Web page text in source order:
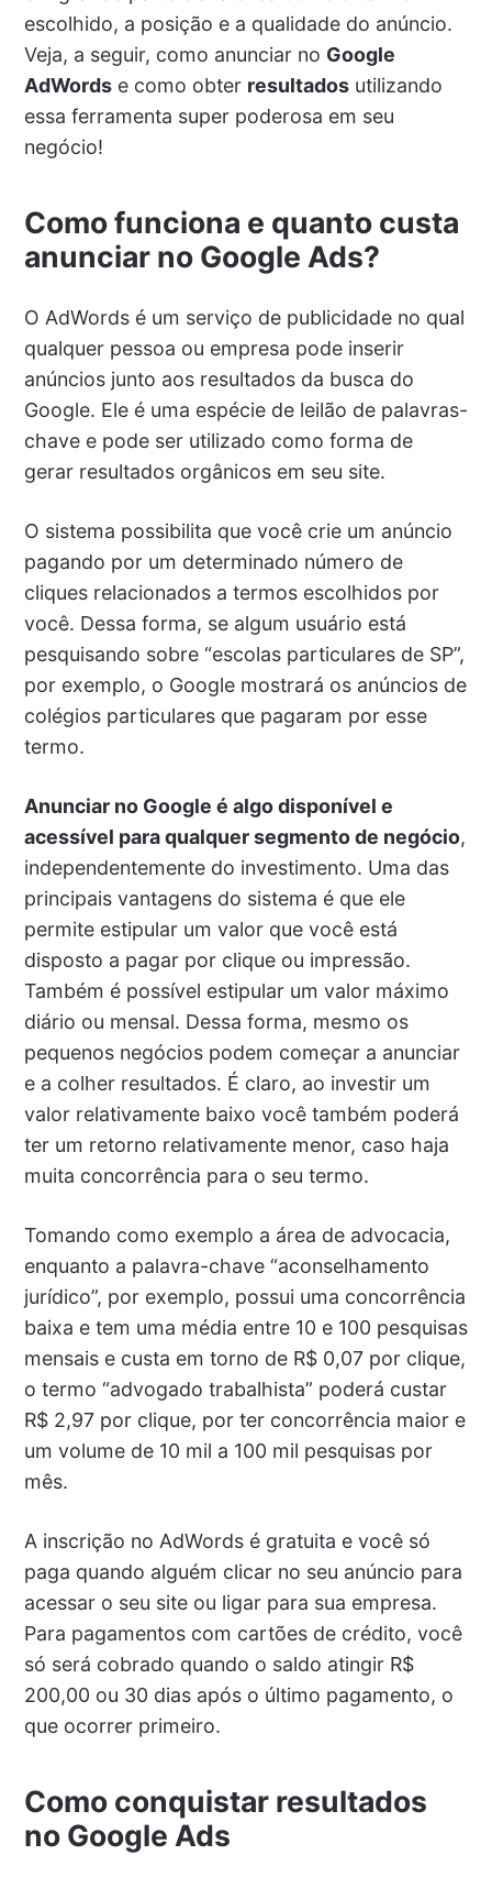
escolhido, a posição e a qualidade do anúncio.
Veja, a seguir, como anunciar no Google
AdWordse como obter resultadosutilizando
essa ferramenta super poderosa em seu
negócio!
Como funciona e quanto custa
anunciar no Google Ads?
O AdWords é um serviço de publicidade no qual
qualquer pessoa ou empresa pode inserir
anúncios junto aos resultados da busca do
Google. Ele é uma espécie de leilão de palavras-
chave e pode ser utilizado como forma de
gerar resultados orgânicos em seu site.
O sistema possibilita que você crie um anúncio
pagando por um determinado número de
cliques relacionados a termos escolhidos por
você. Dessa forma, se algum usuário está
pesquisando sobre “escolas particulares de SP”,
por exemplo, o Google mostrará os anúncios de
colégios particulares que pagaram por esse
termo.
Anunciar no Google é algo disponível e
acessível para qualquer segmento de negócio,
independentemente do investimento. Uma das
principais vantagens do sistema é que ele
permite estipular um valor que você está
disposto a pagar por clique ou impressão.
Também é possível estipular um valor máximo
diário ou mensal. Dessa forma, mesmo os
pequenos negócios podem começar a anunciar
e a colher resultados. É claro, ao investir um
valor relativamente baixo você também poderá
ter um retorno relativamente menor, caso haja
muita concorrência para o seu termo.
Tomando como exemplo a área de advocacia,
enquanto a palavra-chave “aconselhamento
jurídico”, por exemplo, possui uma concorrência
baixa e tem uma média entre 10 e 100 pesquisas
mensais e custa em torno de R$ 0,07 por clique,
o termo “advogado trabalhista” poderá custar
R$ 2,97 por clique, por ter concorrência maior e
um volume de 10 mil a 100 mil pesquisas por
mês.
A inscrição no AdWords é gratuita e você só
paga quando alguém clicar no seu anúncio para
acessar o seu site ou ligar para sua empresa.
Para pagamentos com cartões de crédito, você
só será cobrado quando o saldo atingir R$
200,00 ou 30 dias após o último pagamento, o
que ocorrer primeiro.
Como conquistar resultados
no Google Ads